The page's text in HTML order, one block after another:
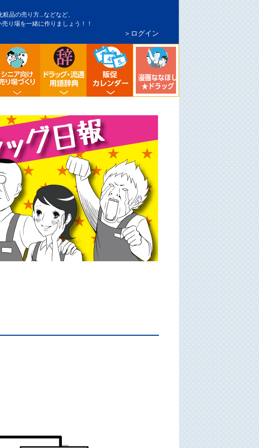
品の売り方...などなど、
り場を一緒に作りましょう！！
＞ログイン
日観光客インバウンド対策
ラッグストア・マーケ分析シニア向け売り場づくり流通業界・ドラッグストア用語辞典
ドラッグストア イベント販促カレンダ